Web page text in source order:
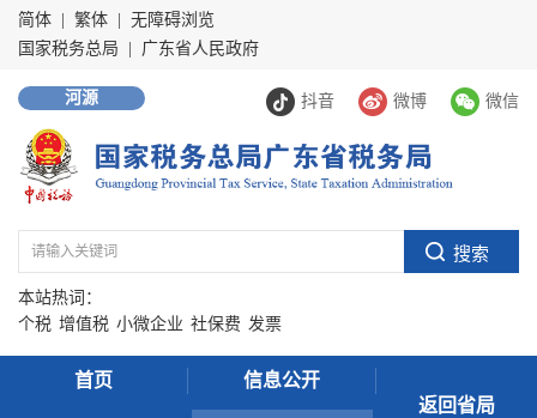
简体 繁体
无障碍浏览
国家税务总局
广东省人民政府
抖音 微博 微信
河源
本站热词：
个税 增值税 小微企业 社保费 发票
首页 信息公开
返回省局